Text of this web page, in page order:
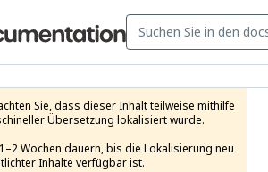
Sie, dass dieser Inhalt teilweise mithilfe
Übersetzung lokalisiert wurde.
Wochen dauern, bis die Lokalisierung neu
Inhalte verfügbar ist.